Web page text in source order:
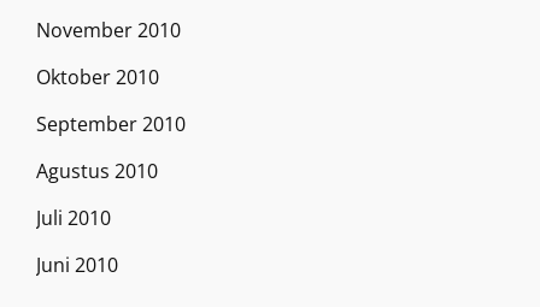
November 2010
Oktober 2010
September 2010
Agustus 2010
Juli 2010
Juni 2010